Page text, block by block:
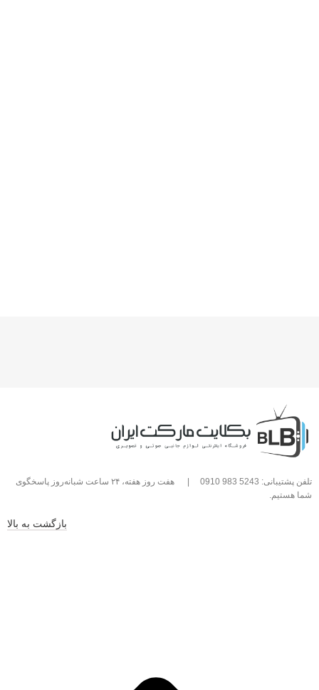
تلفن پشتیبانی: 5243 983 0910
هفت روز هفته، ۲۴ ساعت شبانه‌روز پاسخگوی
شما هستیم.
بازگشت به بالا